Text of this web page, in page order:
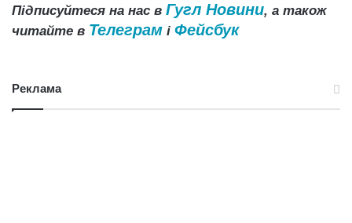
Підписуйтеся на нас в Гугл Новини, а також
читайте в Телеграм і Фейсбук
Реклама